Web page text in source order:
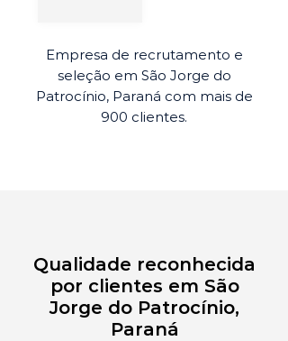
Empresa de recrutamento e
seleção em São Jorge do
Patrocínio, Paraná com mais de
900 clientes.
Qualidade reconhecida
por clientes em São
Jorge do Patrocínio,
Paraná